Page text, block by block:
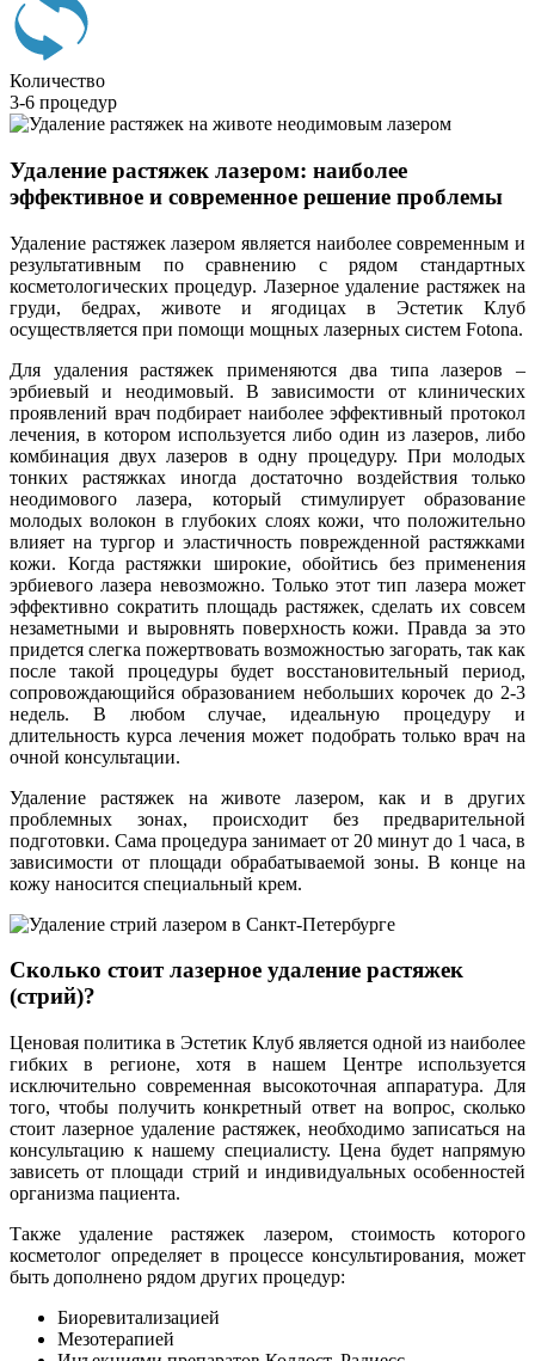
Количество
3-6 процедур
Удаление растяжек лазером: наиболее
эффективное и современное решение проблемы
Удаление растяжек лазером является наиболее современным и
результативным по сравнению с рядом стандартных
косметологических процедур. Лазерное удаление растяжек на
груди, бедрах, животе и ягодицах в Эстетик Клуб
осуществляется при помощи мощных лазерных систем Fotona.
Для удаления растяжек применяются два типа лазеров –
эрбиевый и неодимовый. В зависимости от клинических
проявлений врач подбирает наиболее эффективный протокол
лечения, в котором используется либо один из лазеров, либо
комбинация двух лазеров в одну процедуру. При молодых
тонких растяжках иногда достаточно воздействия только
неодимового лазера, который стимулирует образование
молодых волокон в глубоких слоях кожи, что положительно
влияет на тургор и эластичность поврежденной растяжками
кожи. Когда растяжки широкие, обойтись без применения
эрбиевого лазера невозможно. Только этот тип лазера может
эффективно сократить площадь растяжек, сделать их совсем
незаметными и выровнять поверхность кожи. Правда за это
придется слегка пожертвовать возможностью загорать, так как
после такой процедуры будет восстановительный период,
сопровождающийся образованием небольших корочек до 2-3
недель. В любом случае, идеальную процедуру и
длительность курса лечения может подобрать только врач на
очной консультации.
Удаление растяжек на животе лазером, как и в других
проблемных зонах, происходит без предварительной
подготовки. Сама процедура занимает от 20 минут до 1 часа, в
зависимости от площади обрабатываемой зоны. В конце на
кожу наносится специальный крем.
Сколько стоит лазерное удаление растяжек
(стрий)?
Ценовая политика в Эстетик Клуб является одной из наиболее
гибких в регионе, хотя в нашем Центре используется
исключительно современная высокоточная аппаратура. Для
того, чтобы получить конкретный ответ на вопрос, сколько
стоит лазерное удаление растяжек, необходимо записаться на
консультацию к нашему специалисту. Цена будет напрямую
зависеть от площади стрий и индивидуальных особенностей
организма пациента.
Также удаление растяжек лазером, стоимость которого
косметолог определяет в процессе консультирования, может
быть дополнено рядом других процедур:
Биоревитализацией
Мезотерапией